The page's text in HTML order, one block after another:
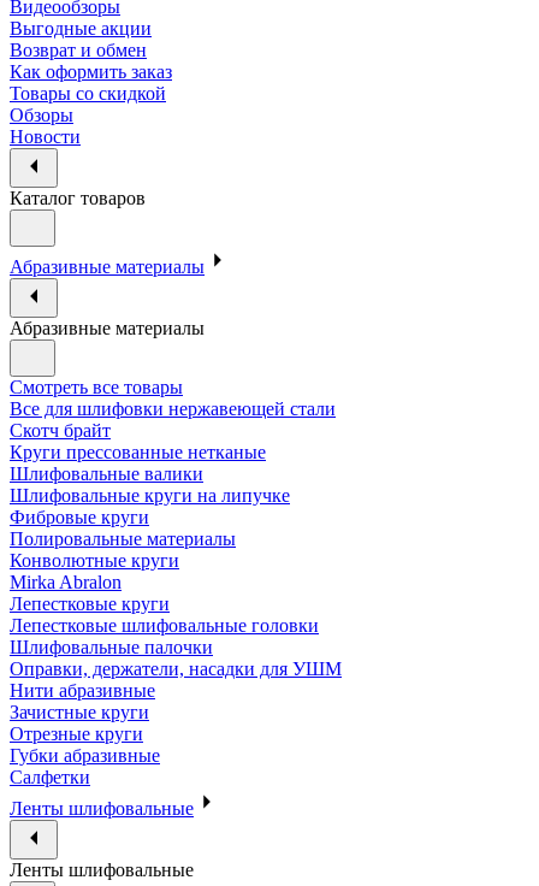
Видеообзоры
Выгодные акции
Возврат и обмен
Как оформить заказ
Товары со скидкой
Обзоры
Новости
Каталог товаров
Абразивные материалы
Абразивные материалы
Смотреть все товары
Все для шлифовки нержавеющей стали
Скотч брайт
Круги прессованные нетканые
Шлифовальные валики
Шлифовальные круги на липучке
Фибровые круги
Полировальные материалы
Конволютные круги
Mirka Abralon
Лепестковые круги
Лепестковые шлифовальные головки
Шлифовальные палочки
Оправки, держатели, насадки для УШМ
Нити абразивные
Зачистные круги
Отрезные круги
Губки абразивные
Салфетки
Ленты шлифовальные
Ленты шлифовальные